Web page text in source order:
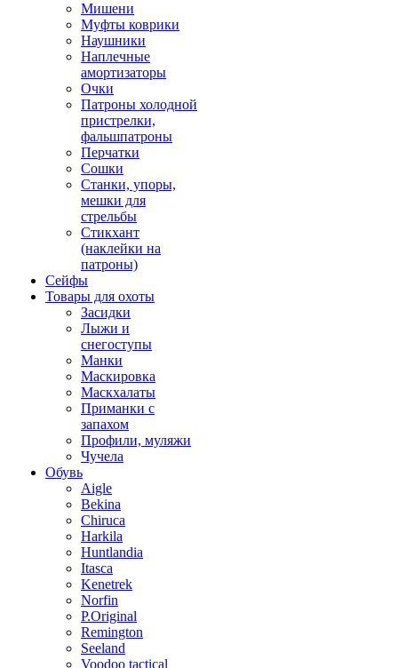
Мишени
Муфты коврики
Наушники
Наплечные
амортизаторы
Очки
Патроны холодной
пристрелки,
фальшпатроны
Перчатки
Сошки
Станки, упоры,
мешки для
стрельбы
Стикхант
(наклейки на
патроны)
Сейфы
Товары для охоты
Засидки
Лыжи и
снегоступы
Манки
Маскировка
Маскхалаты
Приманки с
запахом
Профили, муляжи
Чучела
Обувь
Aigle
Bekina
Chiruсa
Harkila
Huntlandia
Itasca
Kenetrek
Norfin
P.Original
Remington
Seeland
Voodoo tactical